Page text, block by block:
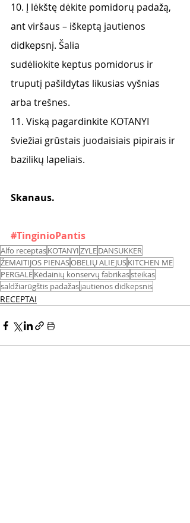
10. Į lėkštę dėkite pomidorų padažą,
ant viršaus – iškeptą jautienos
didkepsnį. Šalia
sudėliokite keptus pomidorus ir
truputį pašildytas likusias vyšnias
arba trešnes.
11. Viską pagardinkite KOTANYI
šviežiai grūstais juodaisiais pipirais ir
bazilikų lapeliais.
Skanaus.
#TinginioPantis
Alfo receptasKOTANYIZYLEDANSUKKER
ŽEMAITIJOS PIENASOBELIŲ ALIEJUSKITCHEN ME
PERGALĖKėdainių konservų fabrikassteikas
saldžiarūgštis padažasjautienos didkepsnis
RECEPTAI